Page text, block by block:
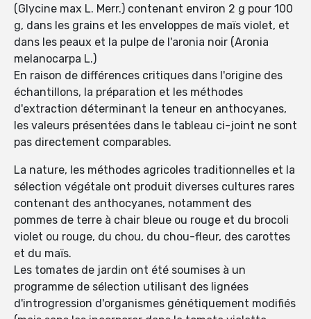
(Glycine max L. Merr.) contenant environ 2 g pour 100
g, dans les grains et les enveloppes de maïs violet, et
dans les peaux et la pulpe de l'aronia noir (Aronia
melanocarpa L.)
En raison de différences critiques dans l'origine des
échantillons, la préparation et les méthodes
d'extraction déterminant la teneur en anthocyanes,
les valeurs présentées dans le tableau ci-joint ne sont
pas directement comparables.
La nature, les méthodes agricoles traditionnelles et la
sélection végétale ont produit diverses cultures rares
contenant des anthocyanes, notamment des
pommes de terre à chair bleue ou rouge et du brocoli
violet ou rouge, du chou, du chou-fleur, des carottes
et du maïs.
Les tomates de jardin ont été soumises à un
programme de sélection utilisant des lignées
d'introgression d'organismes génétiquement modifiés